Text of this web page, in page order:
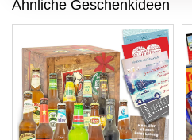
Ähnliche Geschenkideen